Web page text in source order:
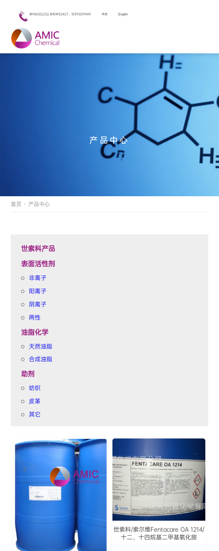
18916502232,18101902427，13391259909 中文 English
产品中心
首页 > 产品中心
世索科产品
表面活性剂
非离子
阳离子
阴离子
两性
油脂化学
天然油脂
合成油脂
助剂
纺织
皮革
其它
世索科/索尔维Fentacare OA 1214/
十二、十四烷基二甲基氧化胺